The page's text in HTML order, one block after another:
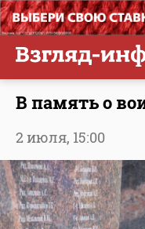
В память о
2 июля, 15:00